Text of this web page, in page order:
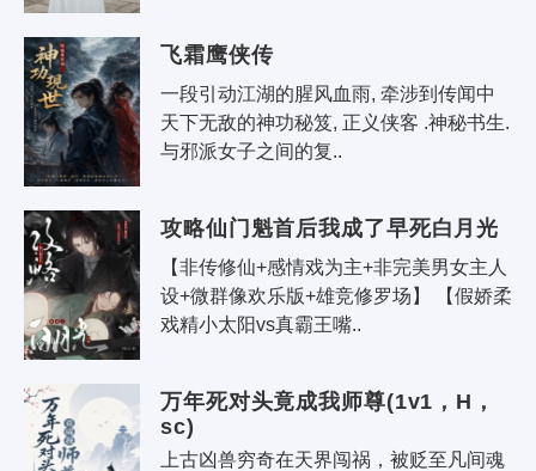
飞霜鹰侠传
一段引动江湖的腥风血雨, 牵涉到传闻中
天下无敌的神功秘笈, 正义侠客 .神秘书生.
与邪派女子之间的复..
攻略仙门魁首后我成了早死白月光
【非传修仙+感情戏为主+非完美男女主人
设+微群像欢乐版+雄竞修罗场】 【假娇柔
戏精小太阳vs真霸王嘴..
万年死对头竟成我师尊(1v1，H，
sc)
上古凶兽穷奇在天界闯祸，被贬至凡间魂